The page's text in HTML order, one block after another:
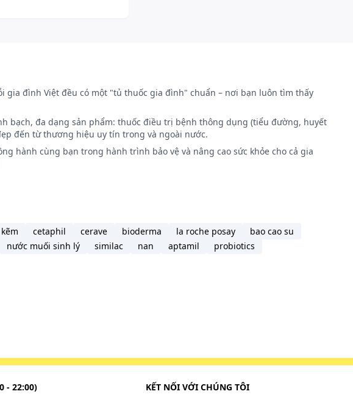
đình Việt đều có một "tủ thuốc gia đình" chuẩn – nơi bạn luôn tìm thấy
bạch, đa dạng sản phẩm: thuốc điều trị bệnh thông dụng (tiểu đường, huyết
đến từ thương hiệu uy tín trong và ngoài nước.
hành cùng bạn trong hành trình bảo vệ và nâng cao sức khỏe cho cả gia
kẽm cetaphil cerave bioderma la roche posay
bao cao su
nước muối sinh lý similac nan aptamil probiotics
- 22:00)
KẾT NỐI VỚI CHÚNG TÔI